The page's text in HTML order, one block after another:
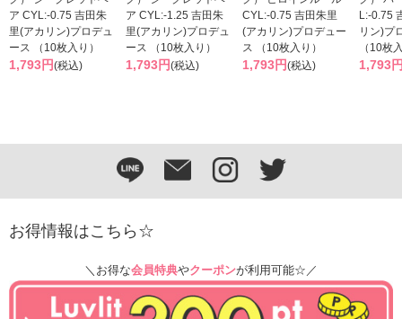
ア CYL:-0.75 吉田朱
里(アカリン)プロデュ
ース （10枚入り）
1,793円(税込)
ア CYL:-1.25 吉田朱
里(アカリン)プロデュ
ース （10枚入り）
1,793円(税込)
CYL:-0.75 吉田朱里
(アカリン)プロデュー
ス （10枚入り）
1,793円(税込)
L:-0.75
リン)プ
（10枚
1,793
お得情報はこちら☆
＼お得な会員特典やクーポンが利用可能☆／